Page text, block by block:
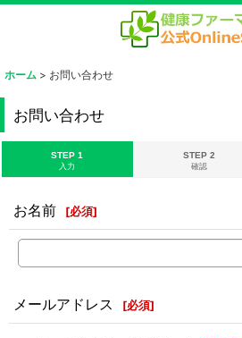
ホーム > お問い合わせ
お問い合わせ
STEP 1
入力
STEP 2
確認
お名前 [必須]
メールアドレス [必須]